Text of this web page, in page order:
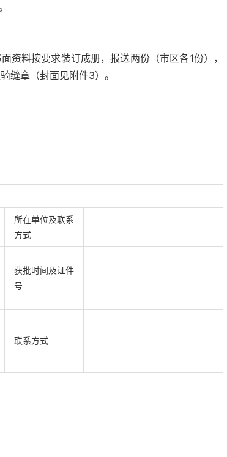
资料按要求装订成册，报送两份（市区各1份），
缝章（封面见附件3）。
所在单位及联系
方式
获批时间及证件
号
联系方式